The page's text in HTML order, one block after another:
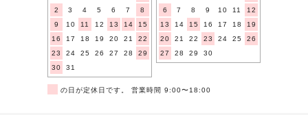
2
3 4 5 6 7
8
9
10 11 12 13 14
15
16
17 18 19 20 21
22
23
24 25 26 27 28
29
30
31
6
7 8 9 10 11
12
13
14 15 16 17 18
19
20
21 22 23 24 25
26
27
28 29 30
の日が定休日です。 営業時間 9:00〜18:00